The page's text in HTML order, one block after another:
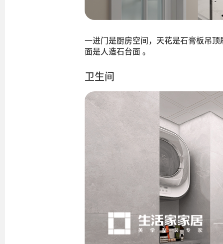
一进门是厨房空间，天花是石膏板吊
面是人造石台面 。
卫生间